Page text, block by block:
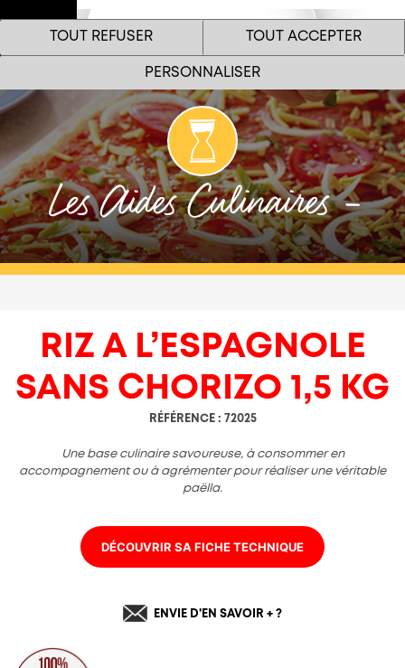
Espace
Pro
Les Aides Culinaires -
RIZ A L’ESPAGNOLE
SANS CHORIZO 1,5 KG
RÉFÉRENCE : 72025
Une base culinaire savoureuse, à consommer en
accompagnement ou à agrémenter pour réaliser une véritable
paëlla.
DÉCOUVRIR SA FICHE TECHNIQUE
ENVIE D'EN SAVOIR + ?
Le site internet Marie Restauration utilise des cookies
!
présente sur chaque page de notre site. En autorisant ces
services tiers, vous acceptez le dépôt et la lecture de cookies et
fonctionnement.
TOUT REFUSER TOUT ACCEPTER
PERSONNALISER